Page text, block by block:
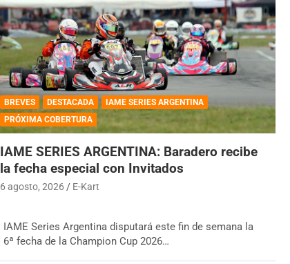
BREVES DESTACADA
IAME SERIES ARGENTINA
PRÓXIMA COBERTURA
IAME SERIES ARGENTINA: Baradero recibe
la fecha especial con Invitados
6 agosto, 2026 E-Kart
IAME Series Argentina disputará este fin de semana la
6ª fecha de la Champion Cup 2026…